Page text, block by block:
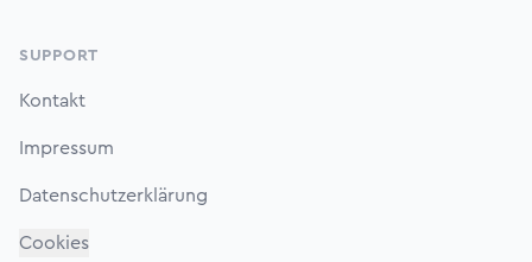
SUPPORT
Kontakt
Impressum
Datenschutzerklärung
Cookies